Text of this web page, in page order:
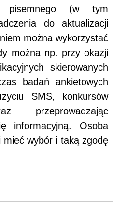
(w tym
do aktualizacji
można wykorzystać
można np. przy okazji
skierowanych
badań ankietowych
SMS, konkursów
przeprowadzając
informacyjną. Osoba
mieć wybór i taką zgodę